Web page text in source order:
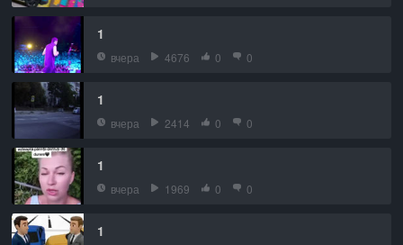
1
вчера 4676 0 0
1
вчера 2414 0 0
1
вчера 1969 0 0
1